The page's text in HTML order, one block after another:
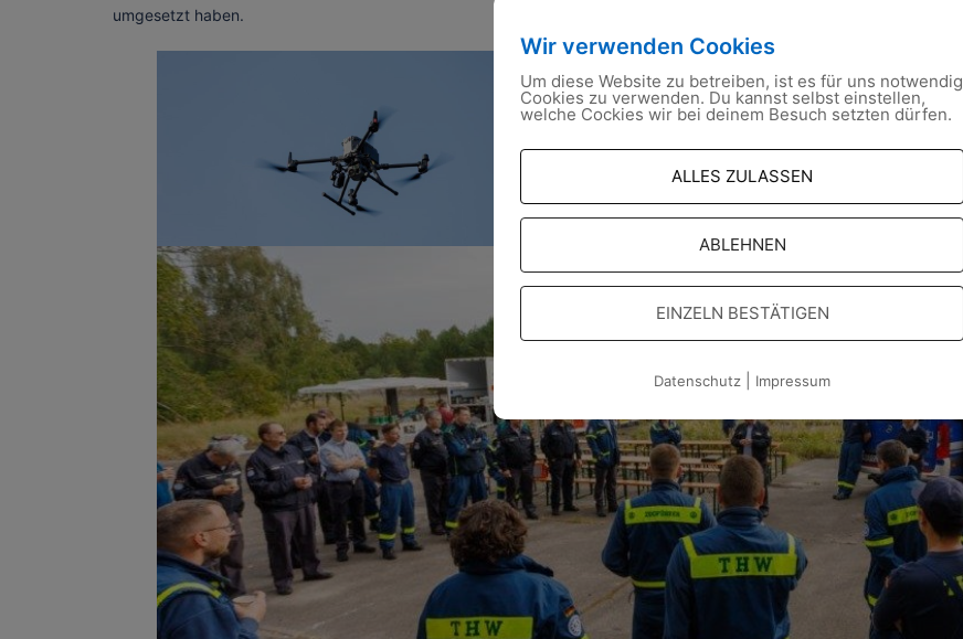
umgesetzt haben.
Wir verwenden Cookies
Um diese Website zu betreiben, ist es für uns notwendig
Cookies zu verwenden. Du kannst selbst einstellen,
welche Cockies wir bei deinem Besuch setzten dürfen.
ALLES ZULASSEN
ABLEHNEN
EINZELN BESTÄTIGEN
Datenschutz Impressum